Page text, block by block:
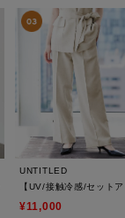
冷感】リラクシーテーパー
UNTITLED
【UV/接触冷感/セット
¥11,000